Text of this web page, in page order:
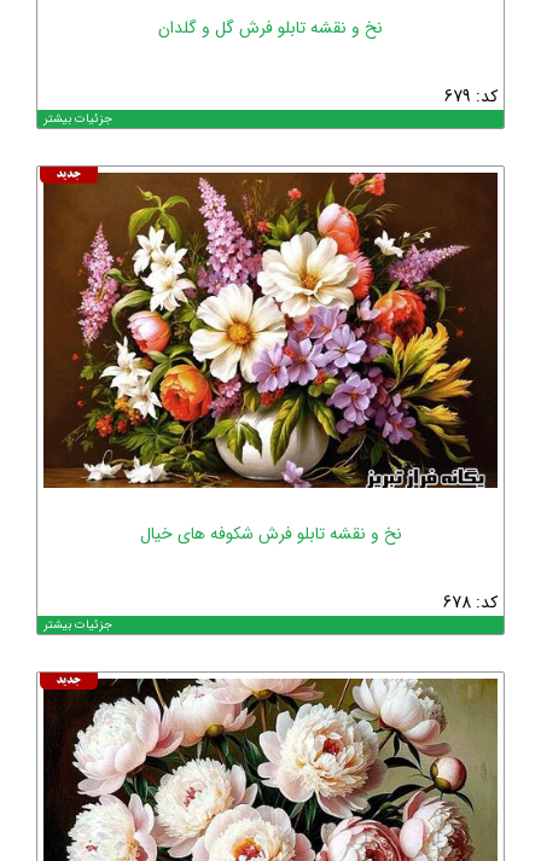
نخ و نقشه تابلو فرش گل و گلدان
کد: 679
جزئیات بیشتر
نخ و نقشه تابلو فرش شکوفه های خیال
کد: 678
جزئیات بیشتر